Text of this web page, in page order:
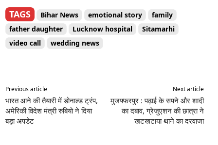
TAGS Bihar News emotional story
family
father daughter
Lucknow hospital
Sitamarhi
video call
wedding news
Previous article
भारत आने की तैयारी में डोनाल्ड ट्रंप,
अमेरिकी विदेश मंत्री रुबियो ने दिया
बड़ा अपडेट
Next article
मुजफ्फरपुर : पढ़ाई के सपने और शादी
का दबाव, ग्रेजुएशन की छात्रा ने
खटखटाया थाने का दरवाजा